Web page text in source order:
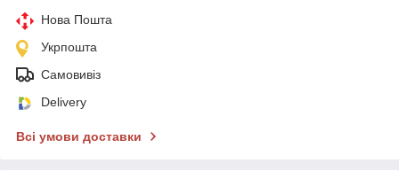
Нова Пошта
Укрпошта
Самовивіз
Delivery
Всі умови доставки